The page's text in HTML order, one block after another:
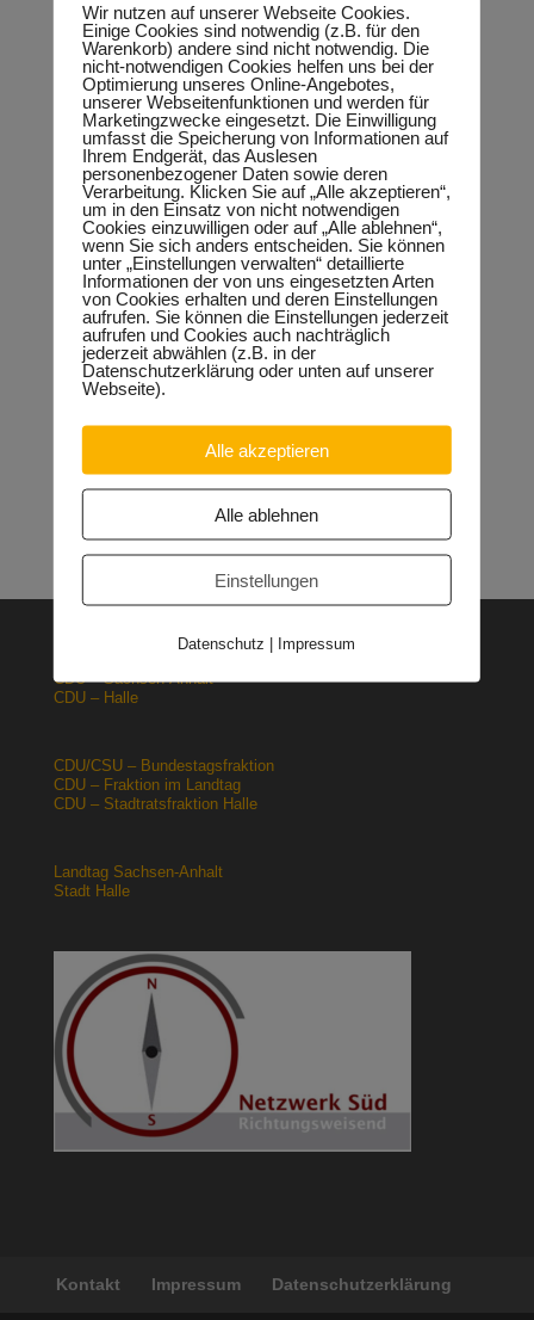
Rede -
Jahresmonitor zur
Berufsbildung
Neueste Beiträge
Sondervermögen für die Europachaussee richtige
Entscheidung! 30.04.2026
Halle: Erhöhung der Gewerbesteuer ist falsches Signal
26.03.2026
15.02.2026
Halle: Sondervermögen Infrastruktur für die Europachaussee
nutzen! 12.02.2026
23.01.2026
CDU – Sachsen-Anhalt
CDU – Halle
CDU/CSU – Bundestagsfraktion
CDU – Fraktion im Landtag
CDU – Stadtratsfraktion Halle
Landtag Sachsen-Anhalt
Stadt Halle
Kontakt Impressum Datenschutzerklärung
Wir nutzen auf unserer Webseite Cookies.
Einige Cookies sind notwendig (z.B. für den
Warenkorb) andere sind nicht notwendig. Die
nicht-notwendigen Cookies helfen uns bei der
Optimierung unseres Online-Angebotes,
unserer Webseitenfunktionen und werden für
Marketingzwecke eingesetzt. Die Einwilligung
umfasst die Speicherung von Informationen auf
Ihrem Endgerät, das Auslesen
personenbezogener Daten sowie deren
Verarbeitung. Klicken Sie auf „Alle akzeptieren“,
um in den Einsatz von nicht notwendigen
Cookies einzuwilligen oder auf „Alle ablehnen“,
wenn Sie sich anders entscheiden. Sie können
unter „Einstellungen verwalten“ detaillierte
Informationen der von uns eingesetzten Arten
von Cookies erhalten und deren Einstellungen
aufrufen. Sie können die Einstellungen jederzeit
aufrufen und Cookies auch nachträglich
jederzeit abwählen (z.B. in der
Datenschutzerklärung oder unten auf unserer
Webseite).
Alle akzeptieren
Alle ablehnen
Einstellungen
Datenschutz | Impressum